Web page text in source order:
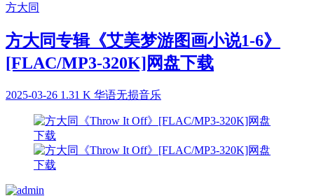
方大同
方大同专辑《艾美梦游图画小说1-6》
[FLAC/MP3-320K]网盘下载
2025-03-26 1.31 K 华语无损音乐